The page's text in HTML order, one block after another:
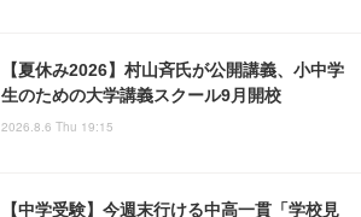
【夏休み2026】村山斉氏が公開講義、小中学
生のための大学講義スクール9月開校
2026.8.6 Thu 19:15
【中学受験】今週末行ける中高一貫「学校見